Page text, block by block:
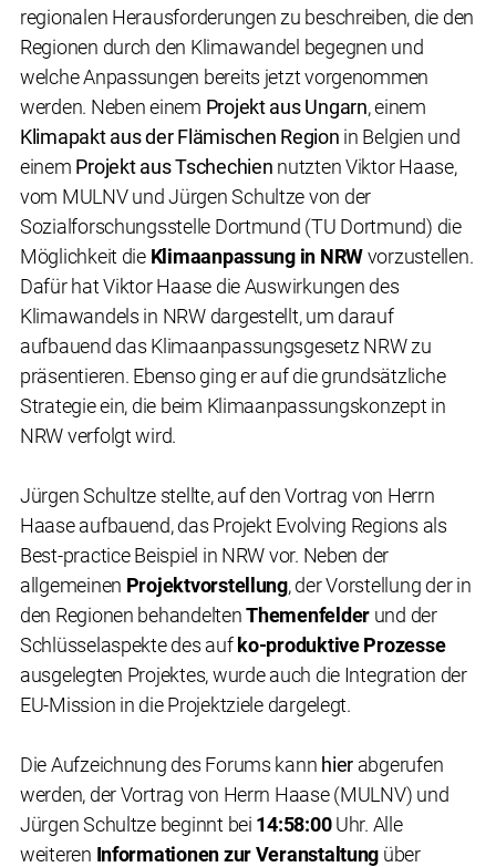
regionalen Herausforderungen zu beschreiben, die den
Regionen durch den Klimawandel begegnen und
welche Anpassungen bereits jetzt vorgenommen
werden. Neben einem Projekt aus Ungarn, einem
Klimapakt aus der Flämischen Region in Belgien und
einem Projekt aus Tschechien nutzten Viktor Haase,
vom MULNV und Jürgen Schultze von der
Sozialforschungsstelle Dortmund (TU Dortmund) die
Möglichkeit die Klimaanpassung in NRWvorzustellen.
Dafür hat Viktor Haase die Auswirkungen des
Klimawandels in NRW dargestellt, um darauf
aufbauend das Klimaanpassungsgesetz NRW zu
präsentieren. Ebenso ging er auf die grundsätzliche
Strategie ein, die beim Klimaanpassungskonzept in
NRW verfolgt wird.
Jürgen Schultze stellte, auf den Vortrag von Herrn
Haase aufbauend, das Projekt Evolving Regions als
Best-practice Beispiel in NRW vor. Neben der
allgemeinen Projektvorstellung, der Vorstellung der in
den Regionen behandeltenThemenfelder und der
Schlüsselaspekte des aufko-produktive Prozesse
ausgelegten Projektes, wurde auch die Integration der
EU-Mission in die Projektziele dargelegt.
Die Aufzeichnung des Forums kann hier abgerufen
werden, der Vortrag von Herrn Haase (MULNV) und
Jürgen Schultze beginnt bei 14:58:00Uhr. Alle
weiteren Informationen zur Veranstaltung über